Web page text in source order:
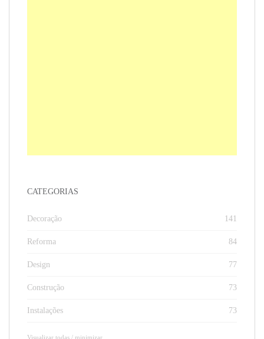
CATEGORIAS
Decoração 141
Reforma 84
Design 77
Construção 73
Instalações 73
Visualizar todas / minimizar